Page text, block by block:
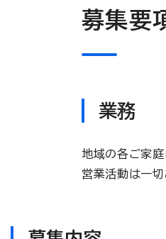
募集要
業務
地域の各ご家庭
営業活動は一切